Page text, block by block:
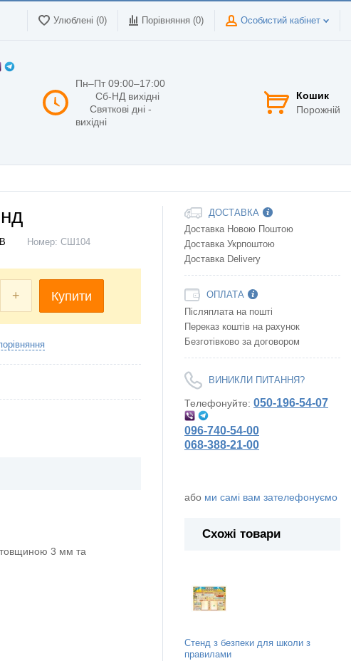
Улюблені (0) Порівняння (0) Особистий кабінет
Пн–Пт 09:00–17:00
Сб-НД вихідні
Святкові дні -
вихідні
Кошик
Порожній
Номер: СШ104
+ Купити
товщиною 3 мм та
ДОСТАВКА
Доставка Новою Поштою
Доставка Укрпоштою
Доставка Delivery
ОПЛАТА
Післяплата на пошті
Переказ коштів на рахунок
Безготівково за договором
ВИНИКЛИ ПИТАННЯ?
Телефонуйте: 050-196-54-07
096-740-54-00
068-388-21-00
або ми самі вам зателефонуємо
Схожі товари
Стенд з безпеки для школи з
правилами